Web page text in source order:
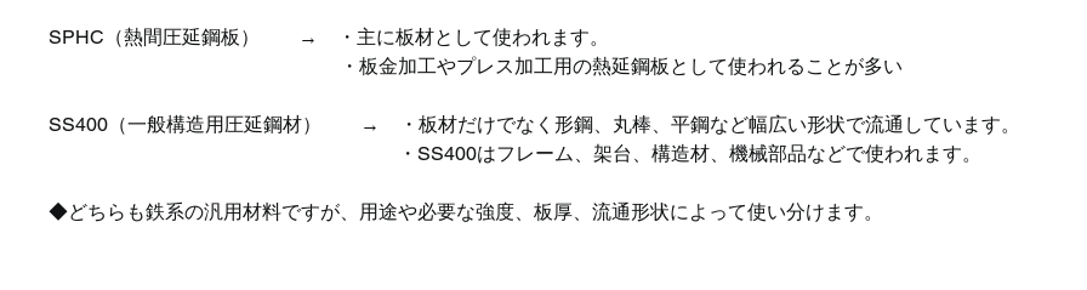
SPHC（熱間圧延鋼板）　　→　・主に板材として使われます。
・板金加工やプレス加工用の熱延鋼板として使われることが多い
SS400（一般構造用圧延鋼材）　　→　・板材だけでなく形鋼、丸棒、平鋼など幅広い形状で流通しています。
・SS400はフレーム、架台、構造材、機械部品などで使われます。
◆どちらも鉄系の汎用材料ですが、用途や必要な強度、板厚、流通形状によって使い分けます。